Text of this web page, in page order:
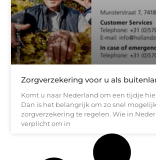
Zorgverzekering voor u als
Komt u naar Nederland om een tijdje
Dan is het belangrijk om zo snel
zorgverzekering te regelen. Wie in
verplicht om in